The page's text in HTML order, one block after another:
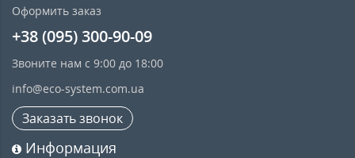
Оформить заказ
+38 (095) 300-90-09
Звоните нам с 9:00 до 18:00
info@eco-system.com.ua
Заказать звонок
Информация